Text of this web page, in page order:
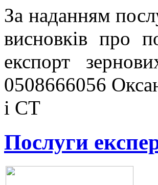
За наданням
висновків про
експорт
0508666056
і СТ
Послуги